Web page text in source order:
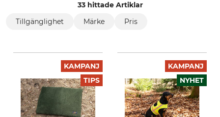
33 hittade Artiklar
Tillgänglighet Märke Pris
KAMPANJ
TIPS
KAMPANJ
NYHET